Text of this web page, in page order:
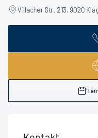
Villacher Str. 213, 9020